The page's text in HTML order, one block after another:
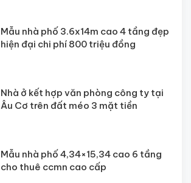
Mẫu nhà phố 3.6x14m cao 4 tầng đẹp
hiện đại chi phí 800 triệu đồng
Nhà ở kết hợp văn phòng công ty tại
Âu Cơ trên đất méo 3 mặt tiền
Mẫu nhà phố 4,34×15,34 cao 6 tầng
cho thuê ccmn cao cấp